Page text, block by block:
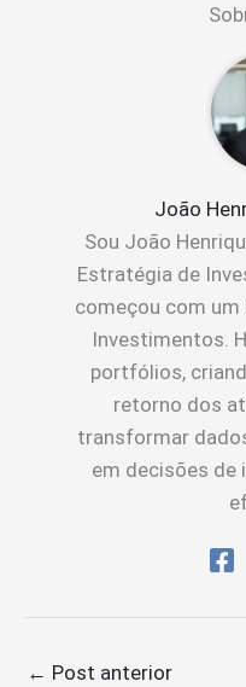
João
Sou João
Estratégia de
começou com
Investimentos.
portfólios,
retorno dos
transformar
em decisões de
← Post anterior